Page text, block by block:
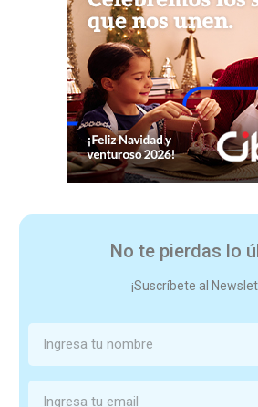
No te pierdas lo
¡Suscríbete al